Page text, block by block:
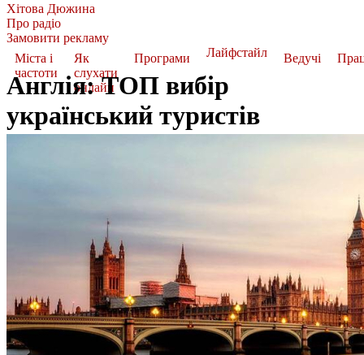
Хітова Дюжина
Про радіо
Замовити рекламу
Міста і
частоти
Як
слухати
онлайн
Програми Лайфстайл Ведучі
Англія: ТОП вибір
український туристів